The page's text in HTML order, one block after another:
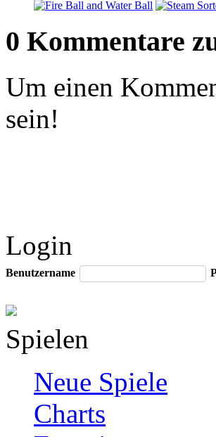
0 Kommentare
Um einen
sein!
Login
Benutzername
Spielen
Neue Spiele
Charts